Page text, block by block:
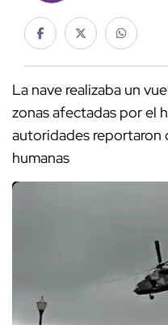
La nave realizaba un
zonas afectadas por el
autoridades reportaron
humanas